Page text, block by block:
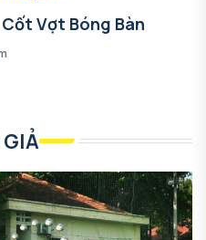
Vợt Bóng Bàn
GIẢ